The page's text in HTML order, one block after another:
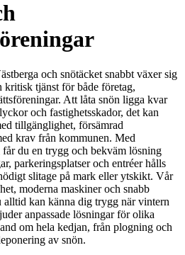
och snötäcket snabbt växer sig
tjänst för både företag,
Att låta snön ligga kvar
och fastighetsskador, det kan
tillgänglighet, försämrad
krav från kommunen. Med
du en trygg och bekväm lösning
parkeringsplatser och entréer hålls
slitage på mark eller ytskikt. Vår
moderna maskiner och snabb
alltid kan känna dig trygg när vintern
anpassade lösningar för olika
om hela kedjan, från plogning och
av snön.